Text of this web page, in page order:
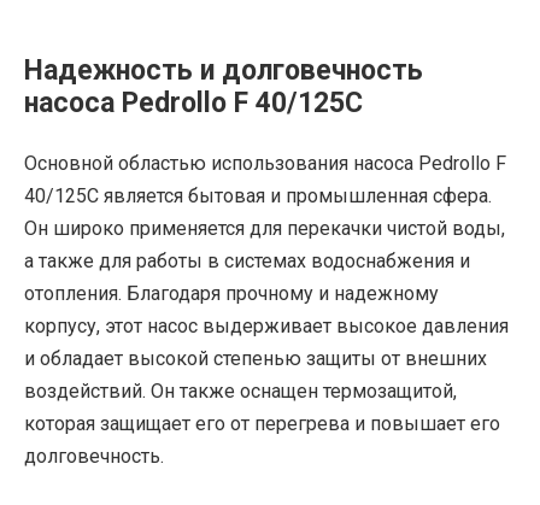
Надежность и долговечность
насоса Pedrollo F 40/125C
Основной областью использования насоса Pedrollo F
40/125C является бытовая и промышленная сфера.
Он широко применяется для перекачки чистой воды,
а также для работы в системах водоснабжения и
отопления. Благодаря прочному и надежному
корпусу, этот насос выдерживает высокое давления
и обладает высокой степенью защиты от внешних
воздействий. Он также оснащен термозащитой,
которая защищает его от перегрева и повышает его
долговечность.